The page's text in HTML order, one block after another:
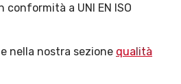
conformità a UNI EN ISO
nella nostra sezione qualità